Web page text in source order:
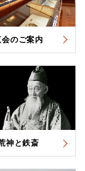
会のご案内
神と鉄斎